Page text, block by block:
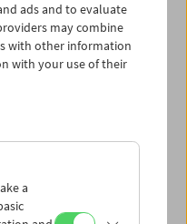
Ugo Chiti, Massimo
Nicolai Brüel;
Pesce, Alida Baldari
Dionisi u.a. DCP,
einem märchenhaften
erzählt
Elemente des
ads and to evaluate
may combine
with other information
with your use of their
a